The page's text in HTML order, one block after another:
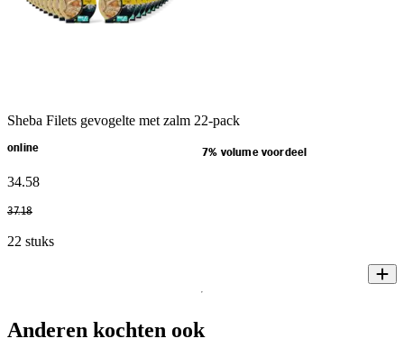
Sheba Filets gevogelte met zalm 22-pack
online 7% volume voordeel
34.58
37.18
22 stuks
Anderen kochten ook